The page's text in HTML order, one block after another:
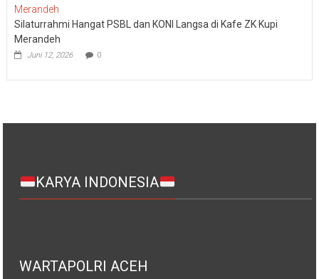
Silaturrahmi Hangat PSBL dan KONI Langsa di Kafe ZK Kupi
Merandeh
Juni 12, 2026 0
KARYA INDONESIA
WARTAPOLRI ACEH